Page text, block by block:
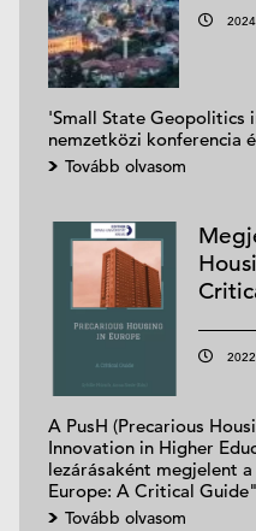
'Small State Geopolitics
nemzetközi konferencia
Tovább olvasom
A PusH (Precarious
Innovation in Higher
lezárásaként megjelent
Europe: A Critical
Tovább olvasom